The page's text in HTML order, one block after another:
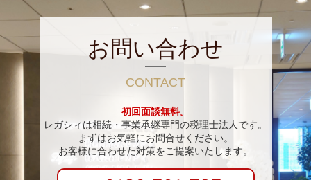
お問い合わせ
CONTACT
初回面談無料。
レガシィは相続・事業承継専門の税理士法人です。
まずはお気軽にお問合せください。
お客様に合わせた対策をご提案いたします。